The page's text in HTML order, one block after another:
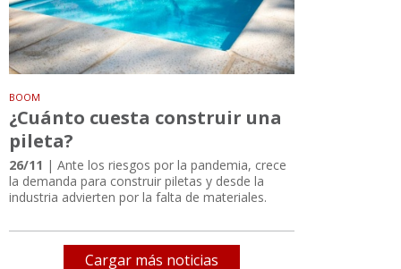
BOOM
¿Cuánto cuesta construir una
pileta?
26/11 | Ante los riesgos por la pandemia, crece
la demanda para construir piletas y desde la
industria advierten por la falta de materiales.
Cargar más noticias